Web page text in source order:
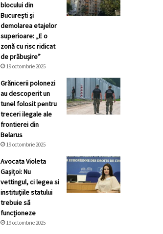
blocului din
București și
demolarea etajelor
superioare: „E o
zonă cu risc ridicat
de prăbușire”
19 octombrie 2025
Grănicerii polonezi
au descoperit un
tunel folosit pentru
treceri ilegale ale
frontierei din
Belarus
19 octombrie 2025
Avocata Violeta
Gașițoi: Nu
vettingul, ci legea si
instituțiile statului
trebuie să
funcționeze
19 octombrie 2025